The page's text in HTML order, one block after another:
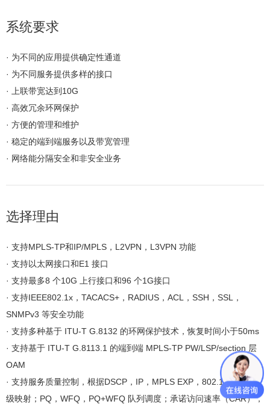
系统要求
· 为不同的应用提供确定性通道
· 为不同服务提供多样的接口
· 上联带宽达到10G
· 高效冗余环网保护
· 方便的管理和维护
· 稳定的端到端服务以及带宽管理
· 网络能分隔安全和非安全业务
选择理由
· 支持MPLS-TP和IP/MPLS，L2VPN，L3VPN 功能
· 支持以太网接口和E1 接口
· 支持最多8 个10G 上行接口和96 个1G接口
· 支持IEEE802.1x，TACACS+，RADIUS，ACL，SSH，SSL，
SNMPv3 等安全功能
· 支持多种基于 ITU-T G.8132 的环网保护技术，恢复时间小于50ms
· 支持基于 ITU-T G.8113.1 的端到端 MPLS-TP PW/LSP/section 层
OAM
· 支持服务质量控制，根据DSCP，IP，MPLS EXP，802.1p 的优先
级映射；PQ，WFQ，PQ+WFQ 队列调度；承诺访问速率（CAR），